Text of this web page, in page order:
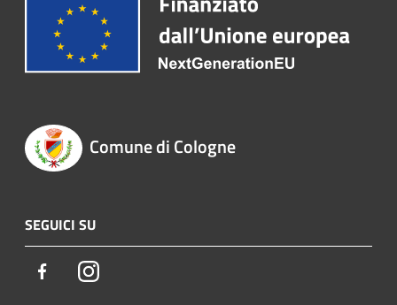
Comune di Cologne
SEGUICI SU
FacebookInstagram